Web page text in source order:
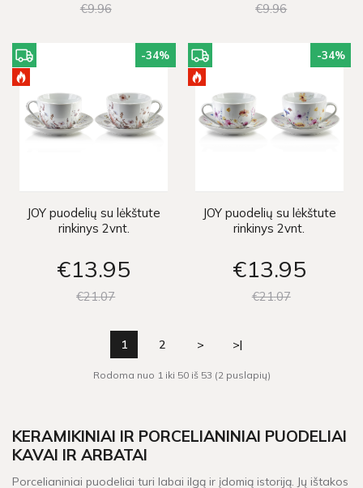
€996 €996
-34%
JOY puodelių su lėkštute
rinkinys 2vnt.
€13 95
€2107
-34%
JOY puodelių su lėkštute
rinkinys 2vnt.
€13 95
€2107
1 2 > >|
Rodoma nuo 1 iki 50 iš 53 (2 puslapių)
KERAMIKINIAI IR PORCELIANINIAI PUODELIAI
KAVAI IR ARBATAI
Porcelianiniai puodeliai turi labai ilgą ir įdomią istoriją. Jų ištakos